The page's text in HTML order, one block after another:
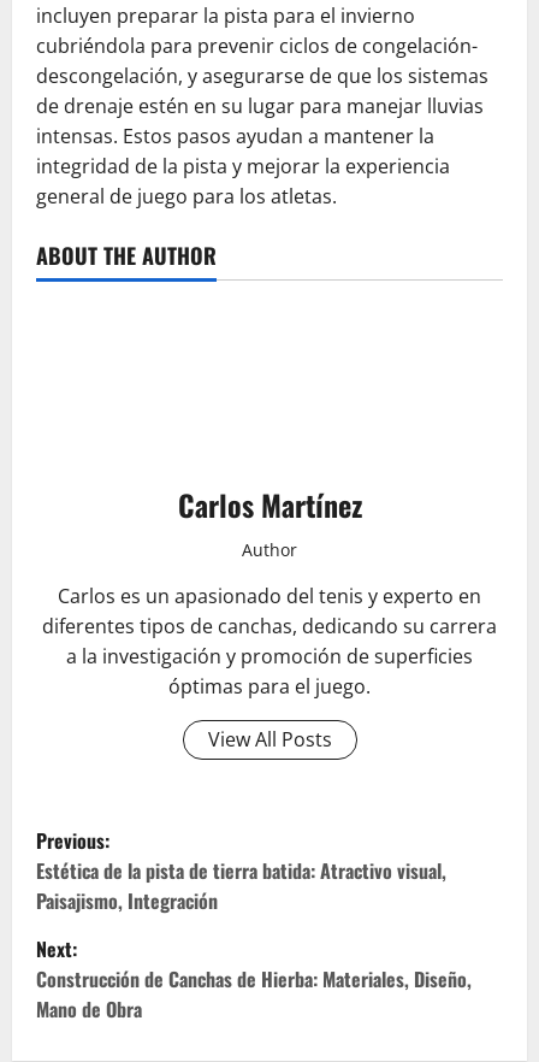
incluyen preparar la pista para el invierno
cubriéndola para prevenir ciclos de congelación-
descongelación, y asegurarse de que los sistemas
de drenaje estén en su lugar para manejar lluvias
intensas. Estos pasos ayudan a mantener la
integridad de la pista y mejorar la experiencia
general de juego para los atletas.
ABOUT THE AUTHOR
Carlos Martínez
Author
Carlos es un apasionado del tenis y experto en
diferentes tipos de canchas, dedicando su carrera
a la investigación y promoción de superficies
óptimas para el juego.
View All Posts
P
o
s
t
n
Previous:
Estética de la pista de tierra batida: Atractivo visual,
Paisajismo, Integración
Next:
Construcción de Canchas de Hierba: Materiales, Diseño,
Mano de Obra